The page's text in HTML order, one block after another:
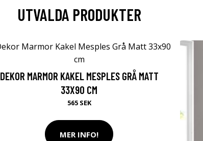
UTVALDA PRODUKTER
DEKOR MARMOR KAKEL MESPLES GRÅ MATT
33X90 CM
565 SEK
MER INFO!